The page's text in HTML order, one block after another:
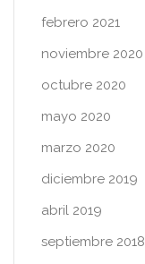
febrero 2021
noviembre 2020
octubre 2020
mayo 2020
marzo 2020
diciembre 2019
abril 2019
septiembre 2018